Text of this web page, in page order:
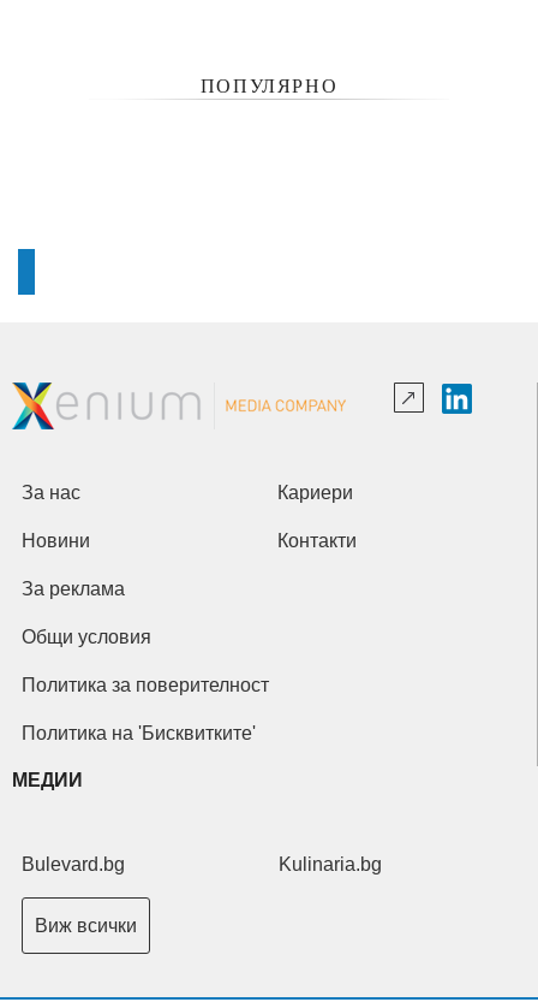
ПОПУЛЯРНО
За нас Кариери
Новини Контакти
За реклама
Общи условия
Политика за поверителност
Политика на 'Бисквитките'
МЕДИИ
Bulevard.bg Kulinaria.bg
Виж всички